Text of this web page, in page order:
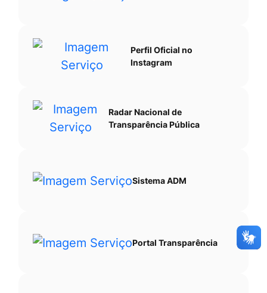
Perfil Oficial no
Instagram
Radar Nacional de
Transparência Pública
Sistema ADM
Portal Transparência